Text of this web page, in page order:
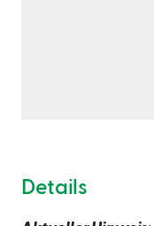
Details